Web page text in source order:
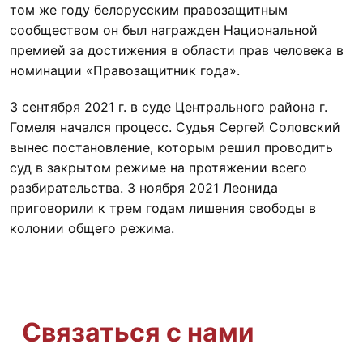
том же году белорусским правозащитным
сообществом он был награжден Национальной
премией за достижения в области прав человека в
номинации «Правозащитник года».
3 сентября 2021 г. в суде Центрального района г.
Гомеля начался процесс. Судья Сергей Соловский
вынес постановление, которым решил проводить
суд в закрытом режиме на протяжении всего
разбирательства. 3 ноября 2021 Леонида
приговорили к трем годам лишения свободы в
колонии общего режима.
Связаться с нами